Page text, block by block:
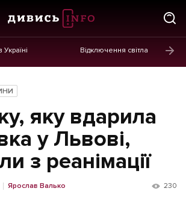
Україні Відключення світла
яку вдарила
у Львові,
з реанімації
Ярослав Валько 230